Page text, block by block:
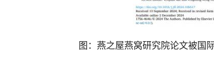
图：燕之屋燕窝研究院论文被国